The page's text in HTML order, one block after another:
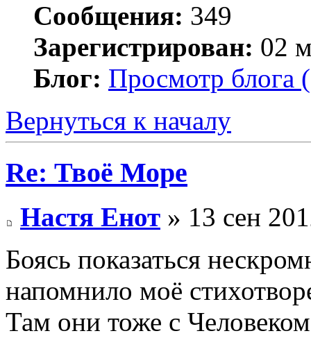
Сообщения: 349
Зарегистрирован: 02
Блог: Просмотр блога
Вернуться к началу
Re: Твоё Море
Настя Енот » 13 сен
Боясь показаться
напомнило моё
Там они тоже с